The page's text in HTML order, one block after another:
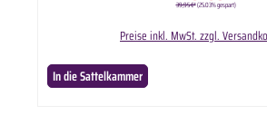
39,95 €*(25.03% gespart)
Preise inkl. MwSt. zzgl.
In die Sattelkammer